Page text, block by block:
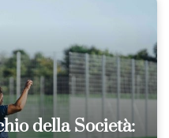
della Società: